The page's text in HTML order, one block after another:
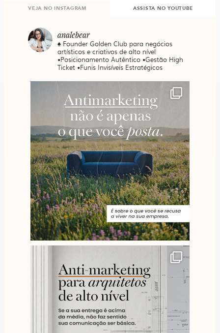
VEJA NO INSTAGRAM ASSISTA NO YOUTUBE
analebear
♠️ Founder Golden Club para negócios
artísticos e criativos de alto nível
•Posicionamento Autêntico •Gestão High
Ticket •Funis Invisíveis Estratégicos